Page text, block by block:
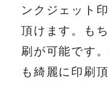
ンクジェット
頂けます。も
刷が可能です
も綺麗に印刷